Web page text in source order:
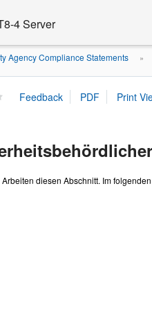
4 Server
Agency Compliance Statements »
diesen Abschnitt. Im